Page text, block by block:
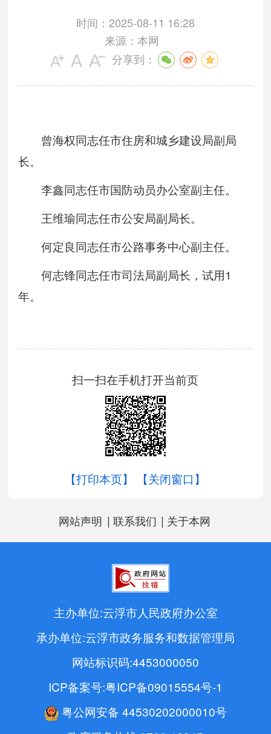
时间：2025-08-11 16:28
来源：本网
分享到：
曾海权同志任市住房和城乡建设局副局
长。
李鑫同志任市国防动员办公室副主任。
王维瑜同志任市公安局副局长。
何定良同志任市公路事务中心副主任。
何志锋同志任市司法局副局长，试用1
年。
扫一扫在手机打开当前页
【打印本页】 【关闭窗口】
网站声明 | 联系我们 | 关于本网
主办单位:云浮市人民政府办公室
承办单位:云浮市政务服务和数据管理局
网站标识码:4453000050
ICP备案号:粤ICP备09015554号-1
粤公网安备 44530202000010号